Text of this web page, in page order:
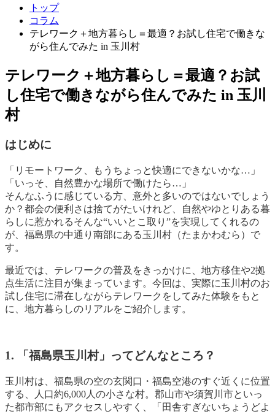
トップ
コラム
テレワーク＋地方暮らし＝最適？お試し住宅で働きな
がら住んでみた in 玉川村
テレワーク＋地方暮らし＝最適？お試
し住宅で働きながら住んでみた in 玉川
村
はじめに
「リモートワーク、もうちょっと快適にできないかな…」
「いっそ、自然豊かな場所で働けたら…」
そんなふうに感じている方、意外と多いのではないでしょう
か？都会の便利さは捨てがたいけれど、自然やゆとりある暮
らしに惹かれるそんな“いいとこ取り”を実現してくれるの
が、福島県の中通り南部にある玉川村（たまかわむら）で
す。
最近では、テレワークの普及をきっかけに、地方移住や2拠
点生活に注目が集まっています。今回は、実際に玉川村のお
試し住宅に滞在しながらテレワークをしてみた体験をもと
に、地方暮らしのリアルをご紹介します。
1. 「福島県玉川村」ってどんなところ？
玉川村は、福島県の空の玄関口・福島空港のすぐ近くに位置
する、人口約6,000人の小さな村。郡山市や須賀川市といっ
た都市部にもアクセスしやすく、「田舎すぎないちょうどよ